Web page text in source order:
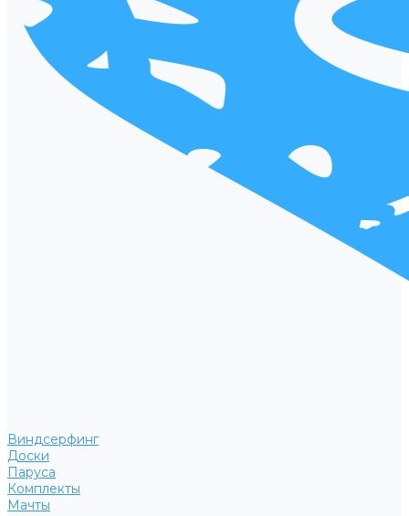
Виндсерфинг
Доски
Паруса
Комплекты
Мачты